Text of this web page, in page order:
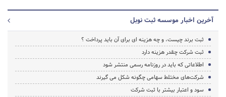
آخرین اخبار موسسه ثبت نوبل
ثبت برند چیست، و چه هزینه ای برای آن باید پرداخت ؟
ثبت شرکت چقدر هزینه دارد
اطلاعاتی که باید در روزنامه رسمی منتشر شود
شرکت‌های مختلط سهامی چگونه شکل می گیرند
سود و اعتبار بیشتر با ثبت شرکت